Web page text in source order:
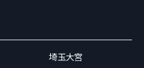
埼玉大宮